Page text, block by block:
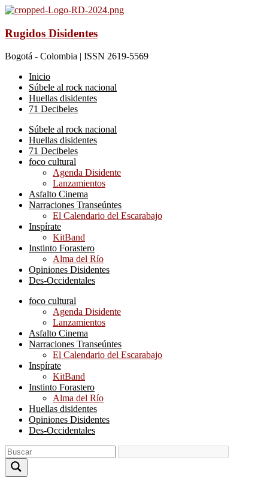
Rugidos Disidentes
Bogotá - Colombia | ISSN 2619-5569
Inicio
Súbele al rock nacional
Huellas disidentes
71 Decibeles
Súbele al rock nacional
Huellas disidentes
71 Decibeles
foco cultural
Agenda Disidente
Lanzamientos
Asfalto Cinema
Narraciones Transeúntes
El Calendario del Escarabajo
Inspírate
KitBand
Instinto Forastero
Alma del Río
Opiniones Disidentes
Des-Occidentales
foco cultural
Agenda Disidente
Lanzamientos
Asfalto Cinema
Narraciones Transeúntes
El Calendario del Escarabajo
Inspírate
KitBand
Instinto Forastero
Alma del Río
Huellas disidentes
Opiniones Disidentes
Des-Occidentales